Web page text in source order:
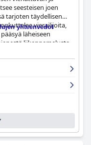
seesteisen joen
tarjoten täydellisen
vierailijoita,
läheiseen
liikennemelusta
sen
vuoksi.
laadustaan,
jota huomaavainen ja
jotkut pitävät
on, että se on
tekee myös
maullaan ja laadullaan,
yhteenvedot